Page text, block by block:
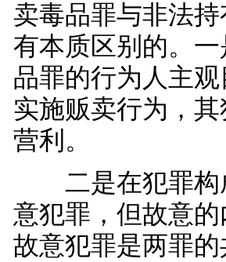
卖毒品罪与非法
有本质区别的。
品罪的行为人主
实施贩卖行为，
营利。
二是在犯罪构
意犯罪，但故意
故意犯罪是两罪